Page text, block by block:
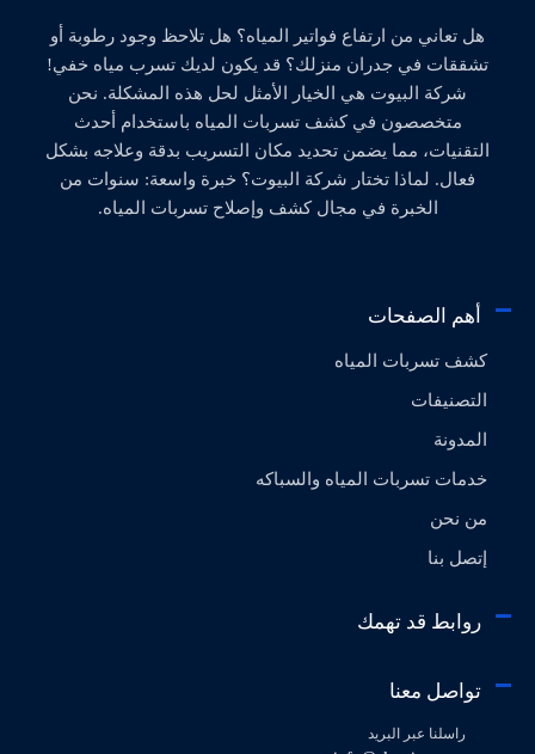
هل تعاني من ارتفاع فواتير المياه؟ هل تلاحظ وجود رطوبة أو
تشققات في جدران منزلك؟ قد يكون لديك تسرب مياه خفي!
شركة البيوت هي الخيار الأمثل لحل هذه المشكلة. نحن
متخصصون في كشف تسربات المياه باستخدام أحدث
التقنيات، مما يضمن تحديد مكان التسريب بدقة وعلاجه بشكل
فعال. لماذا تختار شركة البيوت؟ خبرة واسعة: سنوات من
الخبرة في مجال كشف وإصلاح تسربات المياه.
أهم الصفحات
كشف تسربات المياه
التصنيفات
المدونة
خدمات تسربات المياه والسباكه
من نحن
إتصل بنا
روابط قد تهمك
تواصل معنا
راسلنا عبر البريد